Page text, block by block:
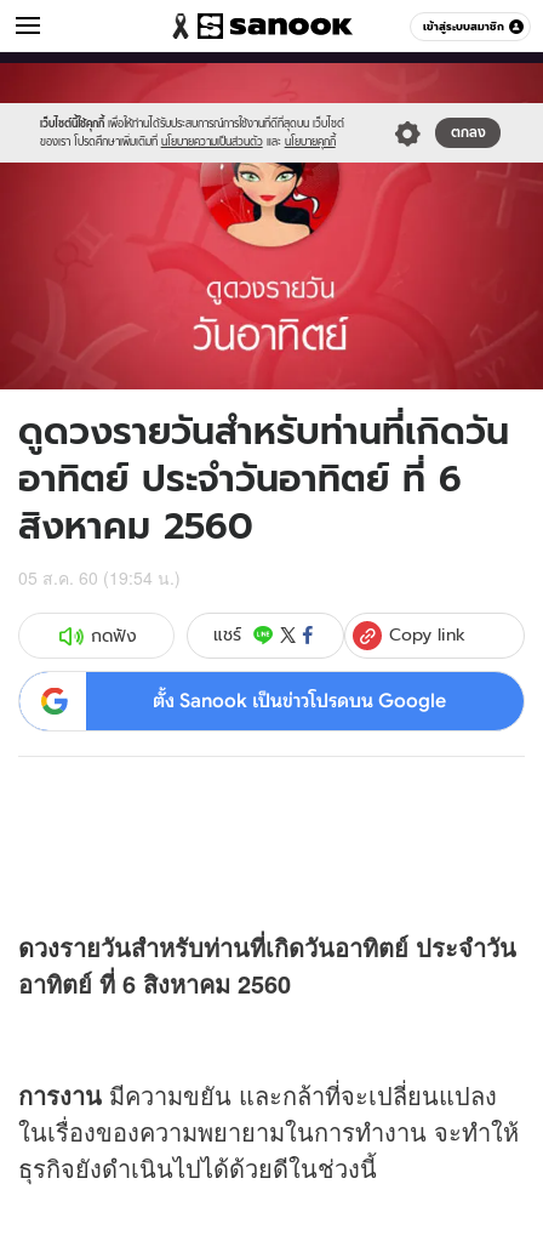
เข้าสู่ระบบสมาชิก
ดูดวง หมวดอื่นๆ
เว็บไซต์นี้ใช้คุกกี้ เพื่อให้ท่านได้รับประสบการณ์การใช้งานที่ดีที่สุดบน เว็บไซต์
ของเรา โปรดศึกษาเพิ่มเติมที่ นโยบายความเป็นส่วนตัว และ นโยบายคุกกี้
ตกลง
new-
sanook.png
ดูดวงรายวันสำหรับท่านที่เกิดวัน
อาทิตย์ ประจำวันอาทิตย์ ที่ 6
สิงหาคม 2560
05 ส.ค. 60 (19:54 น.)
กดฟัง แชร์ Copy link
ตั้ง Sanook เป็นข่าวโปรดบน Google
ดวงรายวันสำหรับท่านที่เกิดวันอาทิตย์ ประจำวัน
อาทิตย์ ที่ 6 สิงหาคม 2560
การงาน มีความขยัน และกล้าที่จะเปลี่ยนแปลง
ในเรื่องของความพยายามในการทำงาน จะทำให้
ธุรกิจยังดำเนินไปได้ด้วยดีในช่วงนี้